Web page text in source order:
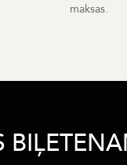
maksas.